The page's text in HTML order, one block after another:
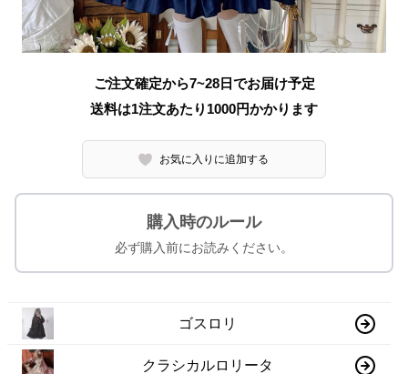
ご注文確定から7~28日でお届け予定
送料は1注文あたり 1000円かかります
お気に入りに追加する
購入時のルール
必ず購入前にお読みください。
ゴスロリ
クラシカルロリータ